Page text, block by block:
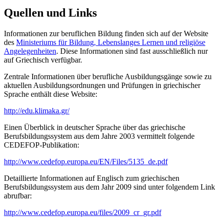
Quellen und Links
Informationen zur beruflichen Bildung finden sich auf der Website
des Ministeriums für Bildung, Lebenslanges Lernen und religiöse
Angelegenheiten. Diese Informationen sind fast ausschließlich nur
auf Griechisch verfügbar.
Zentrale Informationen über berufliche Ausbildungsgänge sowie zu
aktuellen Ausbildungsordnungen und Prüfungen in griechischer
Sprache enthält diese Website:
http://edu.klimaka.gr/
Einen Überblick in deutscher Sprache über das griechische
Berufsbildungssystem aus dem Jahre 2003 vermittelt folgende
CEDEFOP-Publikation:
http://www.cedefop.europa.eu/EN/Files/5135_de.pdf
Detaillierte Informationen auf Englisch zum griechischen
Berufsbildungssystem aus dem Jahr 2009 sind unter folgendem Link
abrufbar:
http://www.cedefop.europa.eu/files/2009_cr_gr.pdf